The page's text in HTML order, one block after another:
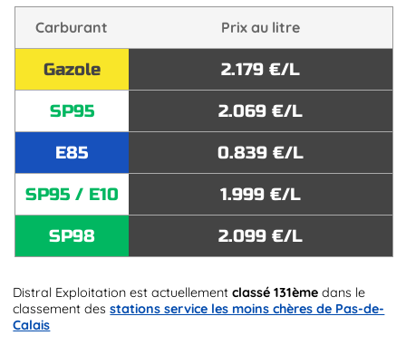
Carburant Prix au litre
Gazole
2.179 €/L
SP95
2.069 €/L
E85
0.839 €/L
SP95 / E10
1.999 €/L
SP98
2.099 €/L
Distral Exploitation est actuellementclassé 131ème dans le
classement desstations service les moins chères de Pas-de-
Calais